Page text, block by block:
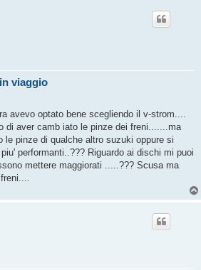
viaggio
avevo optato bene scegliendo il v-strom....
di aver camb iato le pinze dei freni.......ma
le pinze di qualche altro suzuki oppure si
performanti..??? Riguardo ai dischi mi puoi
mettere maggiorati .....??? Scusa ma